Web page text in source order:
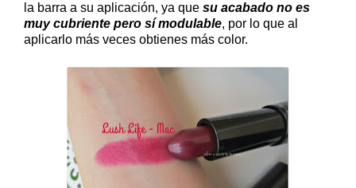
la barra a su aplicación, ya que su acabado no es
muy cubriente pero sí modulable, por lo que al
aplicarlo más veces obtienes más color.